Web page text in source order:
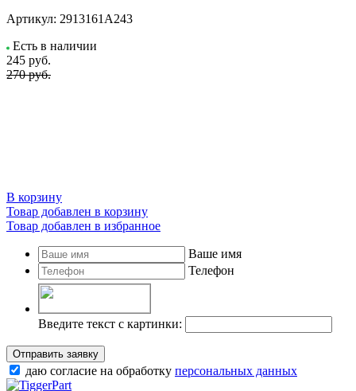
Артикул: 2913161A243
Есть в наличии
245 руб.
270 руб.
В корзину
Товар добавлен в корзину
Товар добавлен в избранное
Ваше имя
Телефон
Введите текст с картинки:
Отправить заявку
даю согласие на обработку персональных данных